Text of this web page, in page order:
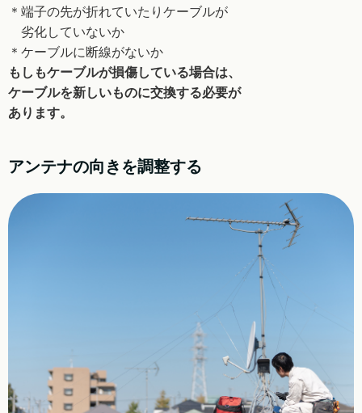
＊端子の先が折れていたりケーブルが
劣化していないか
＊ケーブルに断線がないか
もしもケーブルが損傷している場合は、
ケーブルを新しいものに交換する必要が
あります。
アンテナの向きを調整する